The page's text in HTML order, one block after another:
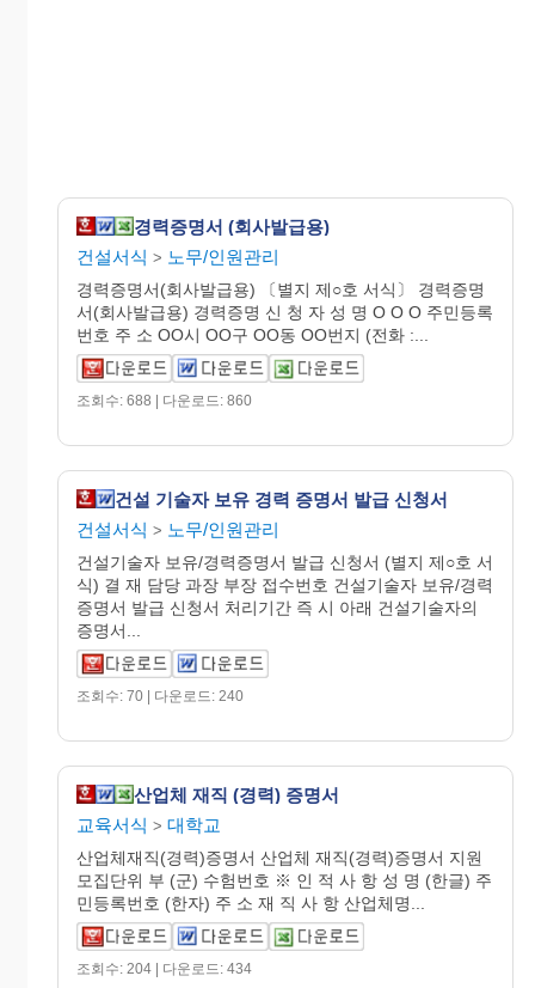
경력증명서 (회사발급용)
건설서식 > 노무/인원관리
경력증명서(회사발급용) 〔별지 제○호 서식〕 경력증명
서(회사발급용) 경력증명 신 청 자 성 명 O O O 주민등록
번호 주 소 OO시 OO구 OO동 OO번지 (전화 :...
조회수: 688 | 다운로드: 860
건설 기술자 보유 경력 증명서 발급 신청서
건설서식 > 노무/인원관리
건설기술자 보유/경력증명서 발급 신청서 (별지 제○호 서
식) 결 재 담당 과장 부장 접수번호 건설기술자 보유/경력
증명서 발급 신청서 처리기간 즉 시 아래 건설기술자의
증명서...
조회수: 70 | 다운로드: 240
산업체 재직 (경력) 증명서
교육서식 > 대학교
산업체재직(경력)증명서 산업체 재직(경력)증명서 지원
모집단위 부 (군) 수험번호 ※ 인 적 사 항 성 명 (한글) 주
민등록번호 (한자) 주 소 재 직 사 항 산업체명...
조회수: 204 | 다운로드: 434